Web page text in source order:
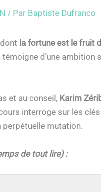
/ Par Baptiste Dufranco
la fortune est le fruit
d’une ambition
et au conseil, Karim
interroge sur les
perpétuelle mutation.
de tout lire) :